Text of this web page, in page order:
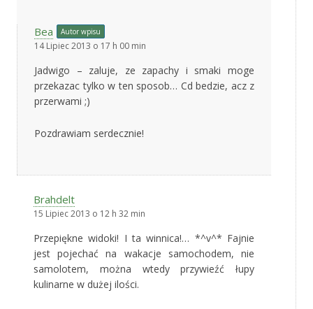
Bea Autor wpisu
14 Lipiec 2013 o 17 h 00 min
Jadwigo – zaluje, ze zapachy i smaki moge
przekazac tylko w ten sposob… Cd bedzie, acz z
przerwami ;)
Pozdrawiam serdecznie!
Brahdelt
15 Lipiec 2013 o 12 h 32 min
Przepiękne widoki! I ta winnica!… *^v^* Fajnie
jest pojechać na wakacje samochodem, nie
samolotem, można wtedy przywieźć łupy
kulinarne w dużej ilości.